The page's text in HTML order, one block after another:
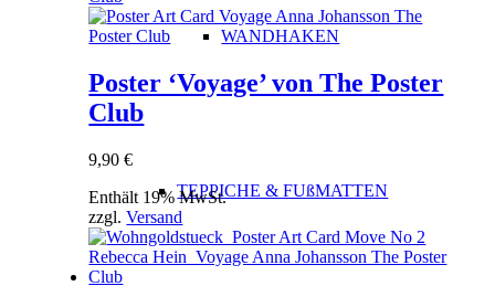
WANDHAKEN
TEPPICHE & FUßMATTEN
Poster ‘Voyage’ von The Poster
Club
9,90€
Enthält 19% MwSt.
zzgl.Versand